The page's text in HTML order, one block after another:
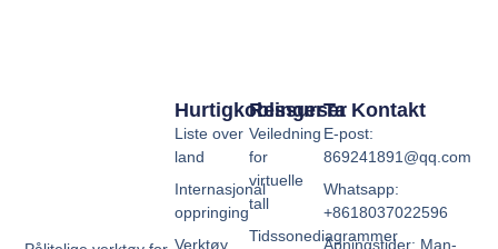
Ressurser
Veiledning
for
virtuelle
tall
Tidssonediagrammer
Hurtigkoblinger
Liste over
land
Internasjonal
oppringing
Verktøy
Ta Kontakt
E-post:
869241891@qq.com
Whatsapp:
+8618037022596
Åpningstider: Man-